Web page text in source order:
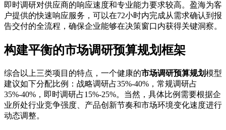
即时调研对供应商的响应速度和专业能力要求较高。盈海为客
户提供的快速响应服务，可以在72小时内完成从需求确认到报
告交付的全流程，确保企业能够在决策窗口内获得关键洞察。
构建平衡的市场调研预算规划框架
综合以上三类项目的特点，一个健康的市场调研预算规划模型
建议如下分配比例：战略调研占35%-40%，常规调研占
35%-40%，即时调研占15%-25%。当然，具体比例需要根据企
业所处行业竞争强度、产品创新节奏和市场环境变化速度进行
动态调整。